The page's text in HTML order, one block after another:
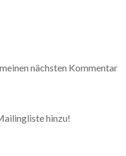
nächsten Kommentar
hinzu!